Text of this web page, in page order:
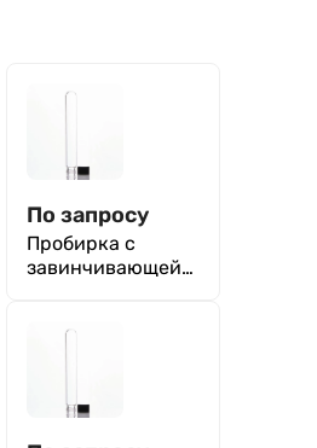
По запросу
Пробирка с
завинчивающейс